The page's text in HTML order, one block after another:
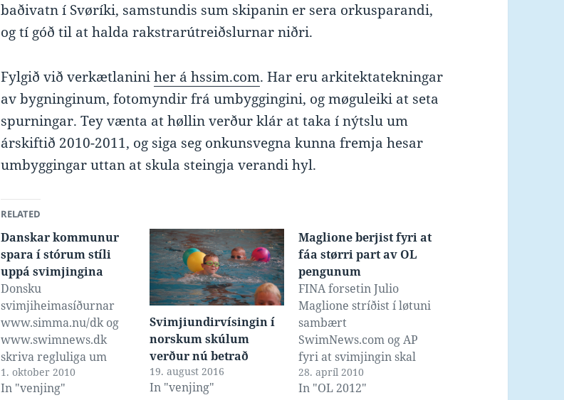
baðivatn í Svøríki, samstundis sum skipanin er sera orkusparandi,
og tí góð til at halda rakstrarútreiðslurnar niðri.
Fylgið við verkætlaniniher á hssim.com. Har eru arkitektatekningar
av bygninginum, fotomyndir frá umbyggingini, og møguleiki at seta
spurningar. Tey vænta at høllin verður klár at taka í nýtslu um
árskiftið 2010-2011, og siga seg onkunsvegna kunna fremja hesar
umbyggingar uttan at skula steingja verandi hyl.
RELATED
Danskar kommunur
spara í stórum stíli
uppá svimjingina
Donsku
svimjiheimasíðurnar
www.simma.nu/dk og
www.swimnews.dk
skriva regluliga um
kommunur sum spara
svimjingina burtur, við
1. oktober 2010
In "venjing"
Svimjiundirvísingin í
norskum skúlum
verður nú betrað
19. august 2016
In "venjing"
Maglione berjist fyri at
fáa størri part av OL
pengunum
FINA forsetin Julio
Maglione stríðist í løtuni
sambært
SwimNews.com og AP
fyri at svimjingin skal
fáa størri part av
teimum 375 milliónum
28. apríl 2010
In "OL 2012"